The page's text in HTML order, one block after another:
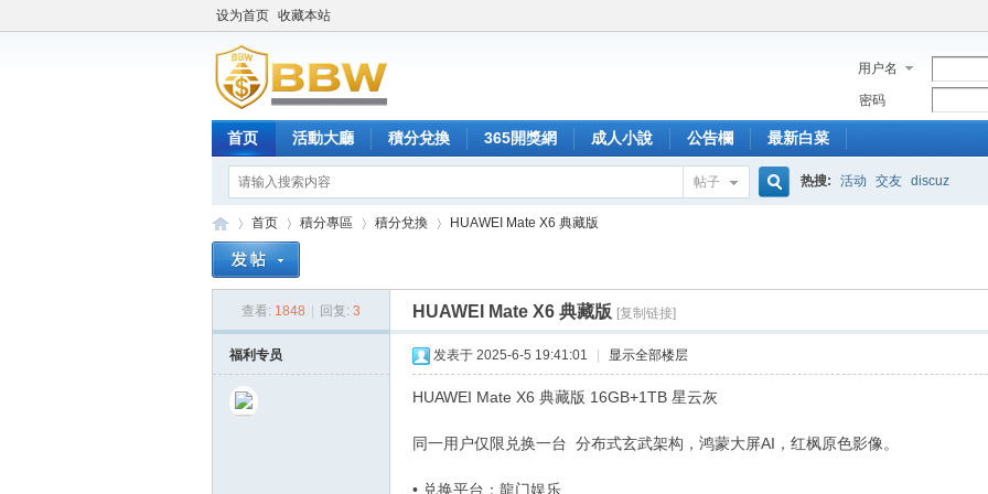
设为首页 收藏本站
用户名
密码
首页 活動大廳 積分兌換 365開獎網 成人小說 公告欄 最新白菜
帖子 热搜: 活动 交友 discuz
首页
›
積分專區
›
積分兌換
›
HUAWEI Mate X6 典藏版
查看: 1848 回复: 3 HUAWEI Mate X6 典藏版 [复制链接]
福利专员 发表于 2025-6-5 19:41:01 显示全部楼层
HUAWEI Mate X6 典藏版 16GB+1TB 星云灰
同一用户仅限兑换一台 分布式玄武架构，鸿蒙大屏AI，红枫原色影像。
• 兑换平台：龍门娱乐